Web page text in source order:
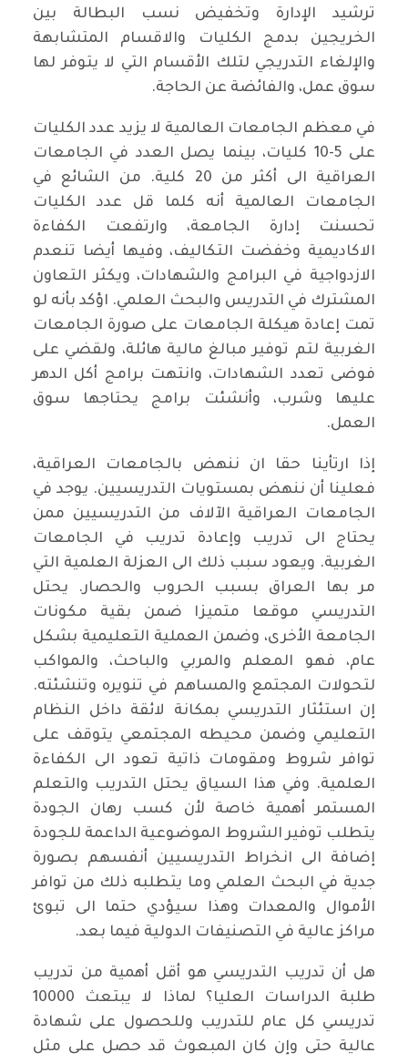
ترشيد الإدارة وتخفيض نسب البطالة بين
الخريجين بدمج الكليات والاقسام المتشابهة
والإلغاء التدريجي لتلك الأقسام التي لا يتوفر لها
سوق عمل، والفائضة عن الحاجة.
في معظم الجامعات العالمية لا يزيد عدد الكليات
على 5-10 كليات، بينما يصل العدد في الجامعات
العراقية الى أكثر من 20 كلية. من الشائع في
الجامعات العالمية أنه كلما قل عدد الكليات
تحسنت إدارة الجامعة، وارتفعت الكفاءة
الاكاديمية وخفضت التكاليف، وفيها أيضا تنعدم
الازدواجية في البرامج والشهادات، ويكثر التعاون
المشترك في التدريس والبحث العلمي. اؤكد بأنه لو
تمت إعادة هيكلة الجامعات على صورة الجامعات
الغربية لتم توفير مبالغ مالية هائلة، ولقضي على
فوضى تعدد الشهادات، وانتهت برامج أكل الدهر
عليها وشرب، وأنشئت برامج يحتاجها سوق
العمل.
إذا ارتأينا حقا ان ننهض بالجامعات العراقية،
فعلينا أن ننهض بمستويات التدريسيين. يوجد في
الجامعات العراقية الآلاف من التدريسيين ممن
يحتاج الى تدريب وإعادة تدريب في الجامعات
الغربية. ويعود سبب ذلك الى العزلة العلمية التي
مر بها العراق بسبب الحروب والحصار. يحتل
التدريسي موقعا متميزا ضمن بقية مكونات
الجامعة الأخرى، وضمن العملية التعليمية بشكل
عام، فهو المعلم والمربي والباحث، والمواكب
لتحولات المجتمع والمساهم في تنويره وتنشئته.
إن استئثار التدريسي بمكانة لائقة داخل النظام
التعليمي وضمن محيطه المجتمعي يتوقف على
توافر شروط ومقومات ذاتية تعود الى الكفاءة
العلمية. وفي هذا السياق يحتل التدريب والتعلم
المستمر أهمية خاصة لأن كسب رهان الجودة
يتطلب توفير الشروط الموضوعية الداعمة للجودة
إضافة الى انخراط التدريسيين أنفسهم بصورة
جدية في البحث العلمي وما يتطلبه ذلك من توافر
الأموال والمعدات وهذا سيؤدي حتما الى تبوئ
مراكز عالية في التصنيفات الدولية فيما بعد.
هل أن تدريب التدريسي هو أقل أهمية من تدريب
طلبة الدراسات العليا؟ لماذا لا يبتعث 10000
تدريسي كل عام للتدريب وللحصول على شهادة
عالية حتى وإن كان المبعوث قد حصل على مثل